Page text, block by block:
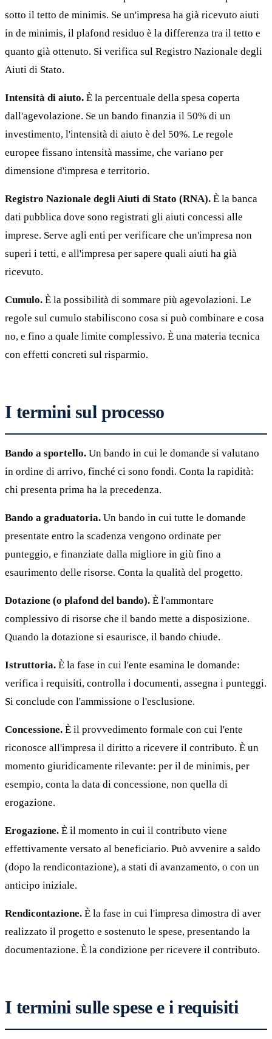
sotto il tetto de minimis. Se un'impresa ha già ricevuto aiuti
in de minimis, il plafond residuo è la differenza tra il tetto e
quanto già ottenuto. Si verifica sul Registro Nazionale degli
Aiuti di Stato.
Intensità di aiuto. È la percentuale della spesa coperta
dall'agevolazione. Se un bando finanzia il 50% di un
investimento, l'intensità di aiuto è del 50%. Le regole
europee fissano intensità massime, che variano per
dimensione d'impresa e territorio.
Registro Nazionale degli Aiuti di Stato (RNA). È la banca
dati pubblica dove sono registrati gli aiuti concessi alle
imprese. Serve agli enti per verificare che un'impresa non
superi i tetti, e all'impresa per sapere quali aiuti ha già
ricevuto.
Cumulo. È la possibilità di sommare più agevolazioni. Le
regole sul cumulo stabiliscono cosa si può combinare e cosa
no, e fino a quale limite complessivo. È una materia tecnica
con effetti concreti sul risparmio.
I termini sul processo
Bando a sportello. Un bando in cui le domande si valutano
in ordine di arrivo, finché ci sono fondi. Conta la rapidità:
chi presenta prima ha la precedenza.
Bando a graduatoria. Un bando in cui tutte le domande
presentate entro la scadenza vengono ordinate per
punteggio, e finanziate dalla migliore in giù fino a
esaurimento delle risorse. Conta la qualità del progetto.
Dotazione (o plafond del bando). È l'ammontare
complessivo di risorse che il bando mette a disposizione.
Quando la dotazione si esaurisce, il bando chiude.
Istruttoria. È la fase in cui l'ente esamina le domande:
verifica i requisiti, controlla i documenti, assegna i punteggi.
Si conclude con l'ammissione o l'esclusione.
Concessione. È il provvedimento formale con cui l'ente
riconosce all'impresa il diritto a ricevere il contributo. È un
momento giuridicamente rilevante: per il de minimis, per
esempio, conta la data di concessione, non quella di
erogazione.
Erogazione. È il momento in cui il contributo viene
effettivamente versato al beneficiario. Può avvenire a saldo
(dopo la rendicontazione), a stati di avanzamento, o con un
anticipo iniziale.
Rendicontazione. È la fase in cui l'impresa dimostra di aver
realizzato il progetto e sostenuto le spese, presentando la
documentazione. È la condizione per ricevere il contributo.
I termini sulle spese e i requisiti